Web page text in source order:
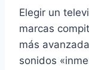
Elegir un
marcas
más
sonidos